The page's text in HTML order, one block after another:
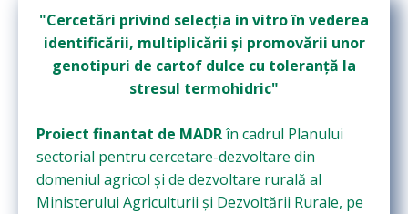
"Cercetări privind selecția in vitro în vederea
identificării, multiplicării și promovării unor
genotipuri de cartof dulce cu toleranță la
stresul termohidric"
Proiect finantat de MADRîn cadrul Planului
sectorial pentru cercetare-dezvoltare din
domeniul agricol şi de dezvoltare rurală al
Ministerului Agriculturii şi Dezvoltării Rurale, pe